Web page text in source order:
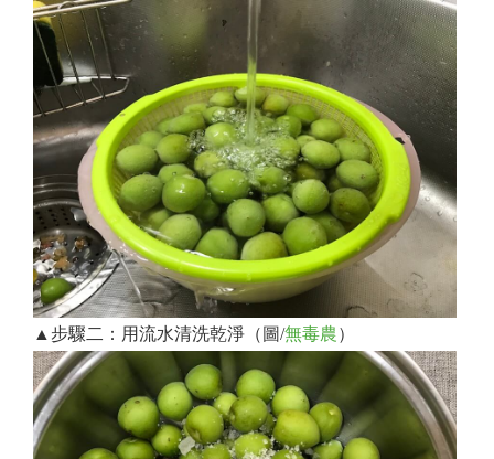
▲步驟二：用流水清洗乾淨（圖/無毒農）